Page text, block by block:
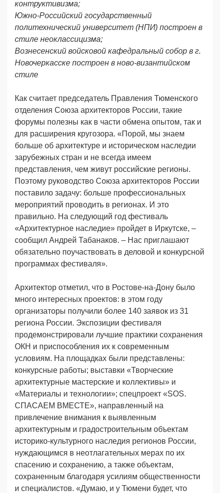
контруктивизма;
Южно-Российский государственный
политехнический университет (НПИ) построен в
стиле неоклассицизма;
Вознесенский войсковой кафедральный собор в г.
Новочеркасске построен в ново-византийском
стиле
Как считает председатель Правления Тюменского
отделения Союза архитекторов России, такие
форумы полезны как в части обмена опытом, так и
для расширения кругозора. «Порой, мы знаем
больше об архитектуре и историческом наследии
зарубежных стран и не всегда имеем
представления, чем живут российские регионы.
Поэтому руководство Союза архитекторов России
поставило задачу: больше профессиональных
мероприятий проводить в регионах. И это
правильно. На следующий год фестиваль
«Архитектурное наследие» пройдет в Иркутске, –
сообщил Андрей Табанаков. – Нас приглашают
обязательно поучаствовать в деловой и конкурсной
программах фестиваля».
Архитектор отметил, что в Ростове-на-Дону было
много интересных проектов: в этом году
организаторы получили более 140 заявок из 31
региона России. Экспозиции фестиваля
продемонстрировали лучшие практики сохранения
ОКН и приспособления их к современным
условиям. На площадках были представлены:
конкурсные работы; выставки «Творческие
архитектурные мастерские и коллективы» и
«Материалы и технологии»; спецпроект «SOS.
СПАСАЕМ ВМЕСТЕ», направленный на
привлечение внимания к выявленным
архитектурным и градостроительным объектам
историко-культурного наследия регионов России,
нуждающимся в неотлагательных мерах по их
спасению и сохранению, а также объектам,
сохраненным благодаря усилиям общественности
и специалистов. «Думаю, и у Тюмени будет, что